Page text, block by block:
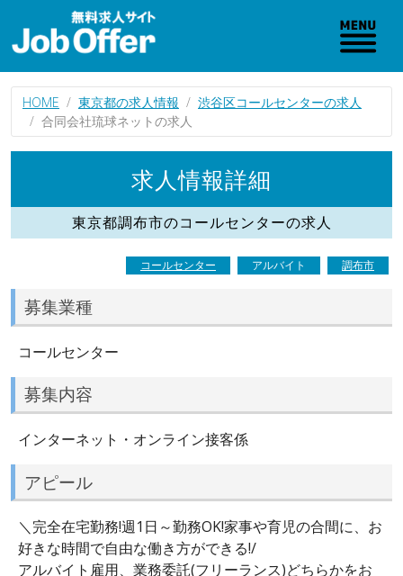
HOME 東京都の求人情報
渋谷区コールセンターの求人
合同会社琉球ネットの求人
求人情報詳細
東京都調布市のコールセンターの求人
コールセンター アルバイト 調布市
募集業種
コールセンター
募集内容
インターネット・オンライン接客係
アピール
＼完全在宅勤務!週1日～勤務OK!家事や育児の合間に、お
好きな時間で自由な働き方ができる!/
アルバイト雇用、業務委託(フリーランス)どちらかをお